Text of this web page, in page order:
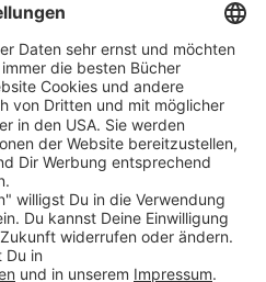
€ Bestellwert innerhalb